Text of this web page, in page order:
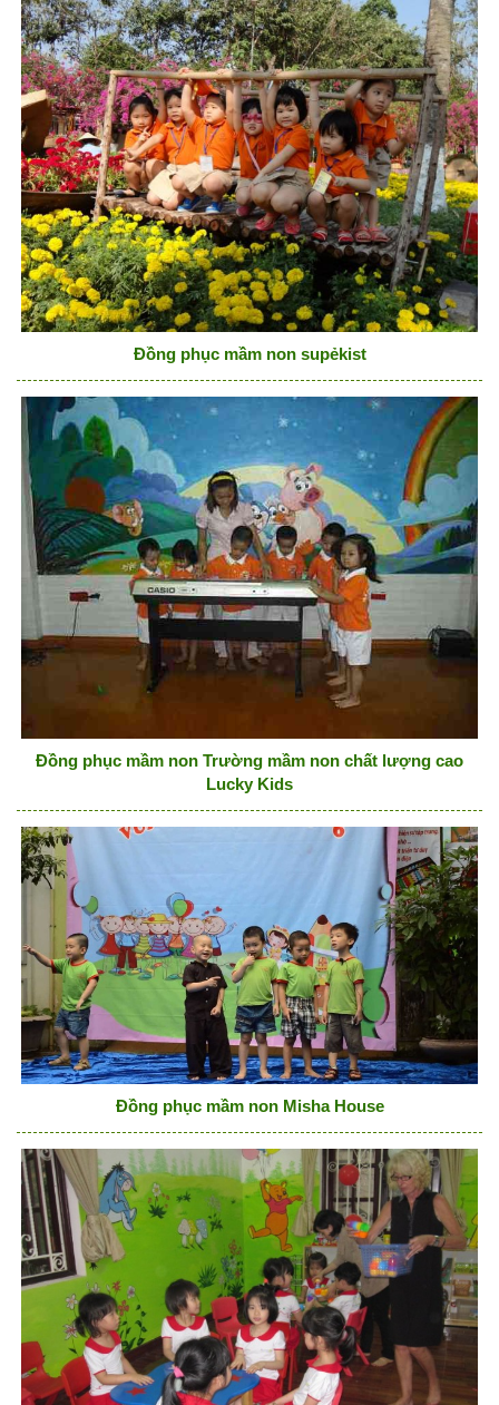
Đồng phục mầm non supẻkist
Đồng phục mầm non Trường mầm non chất lượng cao
Lucky Kids
Đồng phục mầm non Misha House